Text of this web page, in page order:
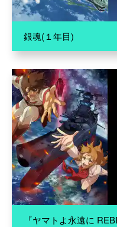
銀魂(１年目)